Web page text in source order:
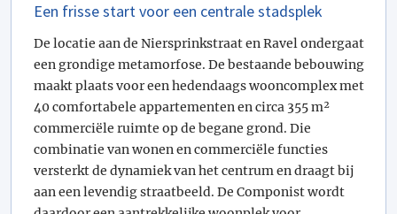
Een frisse start voor een centrale stadsplek
De locatie aan de Niersprinkstraat en Ravel ondergaat
een grondige metamorfose. De bestaande bebouwing
maakt plaats voor een hedendaags wooncomplex met
40 comfortabele appartementen en circa 355 m²
commerciële ruimte op de begane grond. Die
combinatie van wonen en commerciële functies
versterkt de dynamiek van het centrum en draagt bij
aan een levendig straatbeeld. De Componist wordt